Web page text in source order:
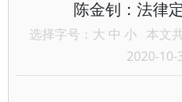
陈金钊：法律
选择字号： 大 中 小 本文
2020-10-